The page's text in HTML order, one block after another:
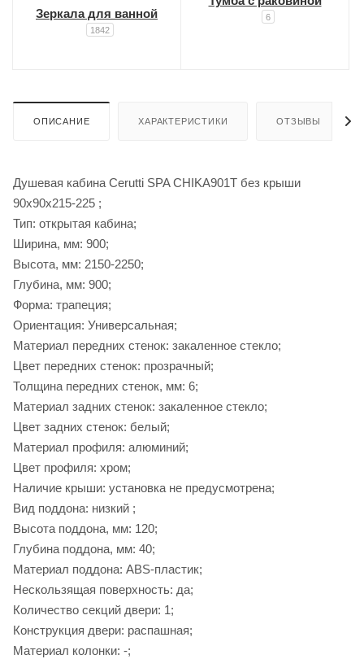
Зеркала для ванной
1842
6
ОПИСАНИЕ ХАРАКТЕРИСТИКИ ОТЗЫВЫ
Душевая кабина Cerutti SPA CHIKA901T без крыши
90x90x215-225 ;
Тип: открытая кабина;
Ширина, мм: 900;
Высота, мм: 2150-2250;
Глубина, мм: 900;
Форма: трапеция;
Ориентация: Универсальная;
Материал передних стенок: закаленное стекло;
Цвет передних стенок: прозрачный;
Толщина передних стенок, мм: 6;
Материал задних стенок: закаленное стекло;
Цвет задних стенок: белый;
Материал профиля: алюминий;
Цвет профиля: хром;
Наличие крыши: установка не предусмотрена;
Вид поддона: низкий ;
Высота поддона, мм: 120;
Глубина поддона, мм: 40;
Материал поддона: ABS-пластик;
Нескользящая поверхность: да;
Количество секций двери: 1;
Конструкция двери: распашная;
Материал колонки: -;